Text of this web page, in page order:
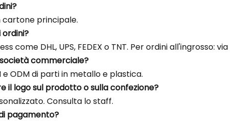
principale.
come DHL, UPS, FEDEX o TNT. Per ordini all'ingrosso:
commerciale?
ODM di parti in metallo e plastica.
il logo sul prodotto o sulla confezione?
Consulta lo staff.
pagamento?